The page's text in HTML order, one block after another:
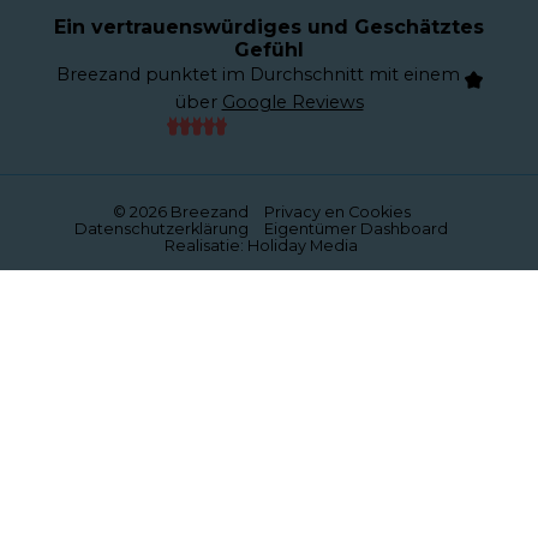
Ein vertrauenswürdiges und Geschätztes
Gefühl
Breezand punktet im Durchschnitt mit einem
über Google Reviews
© 2026 Breezand
Privacy en Cookies
Datenschutzerklärung
Eigentümer Dashboard
Realisatie: Holiday Media